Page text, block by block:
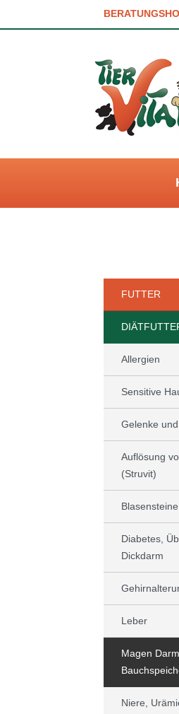
FUTTER
Allergien
Sensitive
Gelenke
Auflösung
(Struvit)
Blasensteine
Diabetes,
Dickdarm
Leber
Magen Darm
Niere,